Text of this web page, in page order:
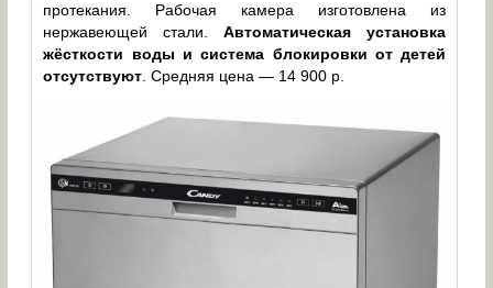
протекания. Рабочая камера изготовлена из
нержавеющей стали.Автоматическая установка
жёсткости воды и система блокировки от детей
отсутствуют. Средняя цена — 14 900 р.